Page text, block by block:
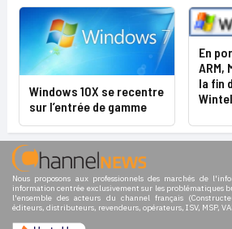
Windows 10X se recentre
sur l’entrée de gamme
En
la fin
Nous proposons aux professionnels des marchés de
information centrée exclusivement sur les problématiques
l'ensemble des acteurs du channel français
éditeurs, distributeurs, revendeurs, opérateurs, ISV, MSP,